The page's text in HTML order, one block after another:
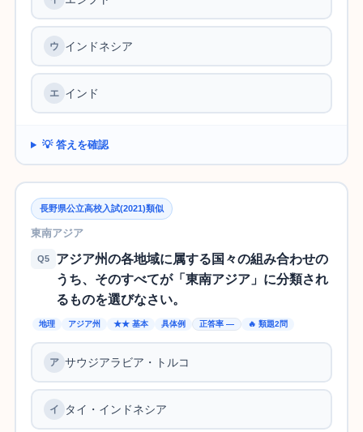
インドネシア
インド
💡 答えを確認
長野県公立高校入試(2021)類似
東南アジア
Q5
アジア州の各地域に属する国々の組み合わせの
うち、そのすべてが「東南アジア」に分類され
るものを選びなさい。
地理 アジア州 ★★ 基本 具体例 正答率 — 🔥 類題2問
サウジアラビア・トルコ
タイ・インドネシア